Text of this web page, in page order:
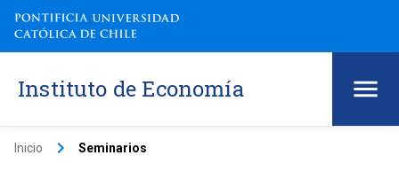
Instituto de Economía
Inicio keyboard_arrow_right Seminarios